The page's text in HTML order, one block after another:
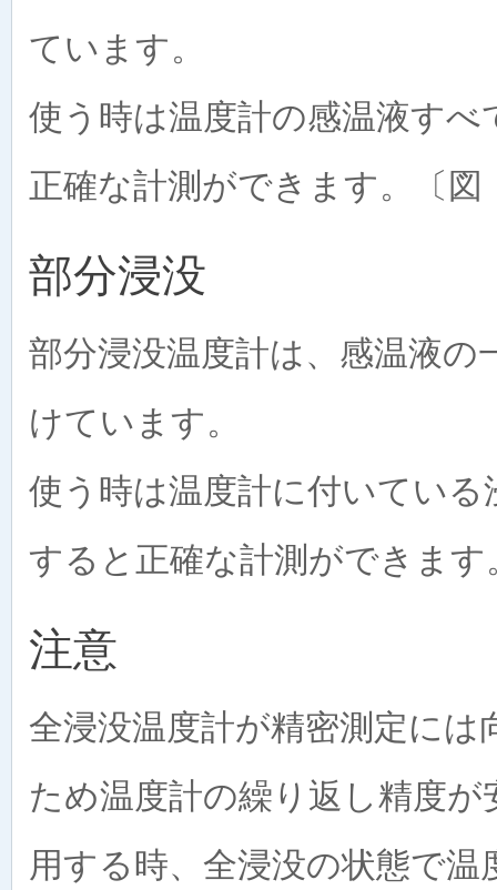
ています。
使う時は温度計の感温液す
正確な計測ができます。〔図
部分浸没
部分浸没温度計は、感温液
けています。
使う時は温度計に付いてい
すると正確な計測ができます
注意
全浸没温度計が精密測定に
ため温度計の繰り返し精度
用する時、全浸没の状態で